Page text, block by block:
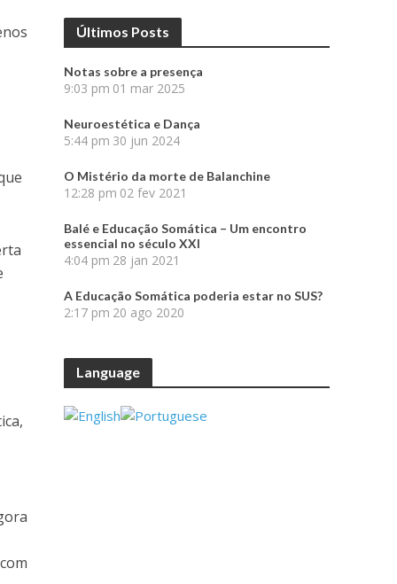
Últimos Posts
Notas sobre a presença
9:03 pm 01 mar 2025
Neuroestética e Dança
5:44 pm 30 jun 2024
O Mistério da morte de Balanchine
12:28 pm 02 fev 2021
Balé e Educação Somática – Um encontro
essencial no século XXI
4:04 pm 28 jan 2021
A Educação Somática poderia estar no SUS?
2:17 pm 20 ago 2020
Language